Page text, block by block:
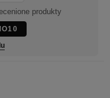
produkty